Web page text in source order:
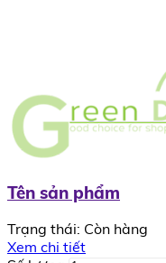
Tên sản phẩm
Trạng thái: Còn hàng
Xem chi tiết